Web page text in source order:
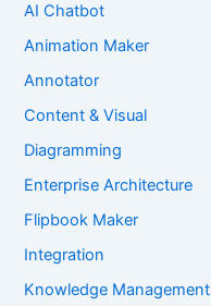
AI Chatbot
Animation Maker
Annotator
Content & Visual
Diagramming
Enterprise Architecture
Flipbook Maker
Integration
Knowledge Management